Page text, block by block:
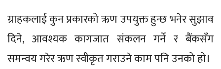
ग्राहकलाई कुन प्रकारको ऋण उपयुक्त हुन्छ भनेर सुझाव
दिने, आवश्यक कागजात संकलन गर्ने र बैंकसँग
समन्वय गरेर ऋण स्वीकृत गराउने काम पनि उनको हो।